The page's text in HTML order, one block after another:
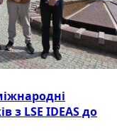
з LSE IDEAS до